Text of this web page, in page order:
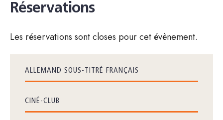
Réservations
Les réservations sont closes pour cet évènement.
ALLEMAND SOUS-TITRÉ FRANÇAIS
CINÉ-CLUB